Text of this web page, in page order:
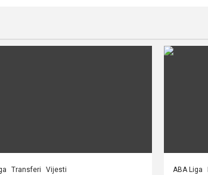
Transferi Vijesti ABA Liga